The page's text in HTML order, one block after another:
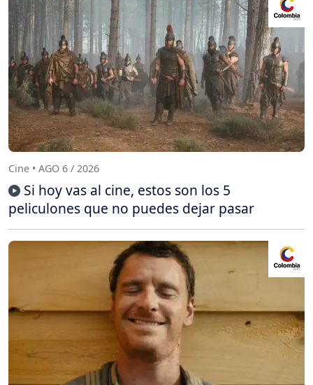
Cine • AGO 6 / 2026
Si hoy vas al cine, estos son los 5
peliculones que no puedes dejar pasar